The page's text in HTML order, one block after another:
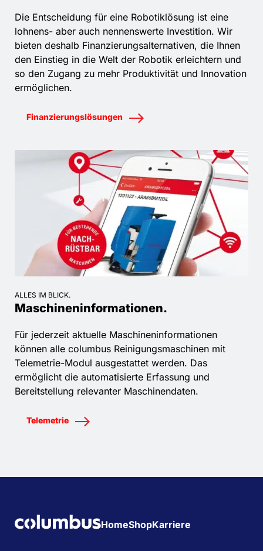
Die Entscheidung für eine Robotiklösung ist eine
lohnens- aber auch nennenswerte Investition. Wir
bieten deshalb Finanzierungsalternativen, die Ihnen
den Einstieg in die Welt der Robotik erleichtern und
so den Zugang zu mehr Produktivität und Innovation
ermöglichen.
Finanzierungslösungen
ALLES IM BLICK.
Maschineninformationen.
Für jederzeit aktuelle Maschineninformationen
können alle columbus Reinigungsmaschinen mit
Telemetrie-Modul ausgestattet werden. Das
ermöglicht die automatisierte Erfassung und
Bereitstellung relevanter Maschinendaten.
Telemetrie
HomeShopKarriere